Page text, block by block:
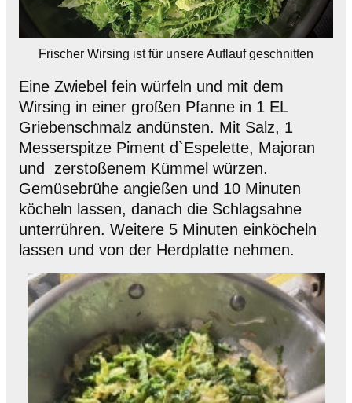
Frischer Wirsing ist für unsere Auflauf geschnitten
Eine Zwiebel fein würfeln und mit dem
Wirsing in einer großen Pfanne in 1 EL
Griebenschmalz andünsten. Mit Salz, 1
Messerspitze Piment d`Espelette, Majoran
und
zerstoßenem Kümmel würzen.
Gemüsebrühe angießen und 10 Minuten
köcheln lassen, danach die Schlagsahne
unterrühren. Weitere 5 Minuten einköcheln
lassen und von der Herdplatte nehmen.